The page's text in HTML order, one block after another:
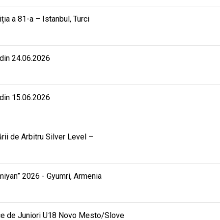
a 81-a – Istanbul, Turci
24.06.2026
15.06.2026
de Arbitru Silver Level –
2026 - Gyumri, Armenia
de Juniori U18 Novo Mesto/Slove